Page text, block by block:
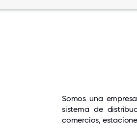
Somos una
sistema de
comercios,